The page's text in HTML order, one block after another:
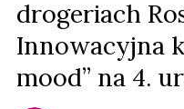
drogeriach
Innowacyjna
mood” na 4.